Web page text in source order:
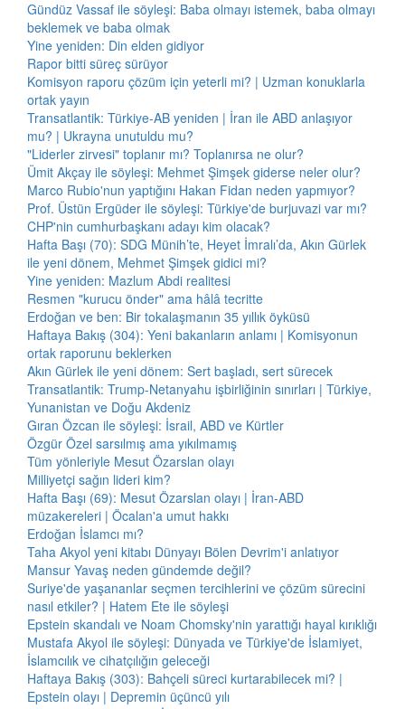
Gündüz Vassaf ile söyleşi: Baba olmayı istemek, baba olmayı
beklemek ve baba olmak
Yine yeniden: Din elden gidiyor
Rapor bitti süreç sürüyor
Komisyon raporu çözüm için yeterli mi? | Uzman konuklarla
ortak yayın
Transatlantik: Türkiye-AB yeniden | İran ile ABD anlaşıyor
mu? | Ukrayna unutuldu mu?
"Liderler zirvesi" toplanır mı? Toplanırsa ne olur?
Ümit Akçay ile söyleşi: Mehmet Şimşek giderse neler olur?
Marco Rubio'nun yaptığını Hakan Fidan neden yapmıyor?
Prof. Üstün Ergüder ile söyleşi: Türkiye'de burjuvazi var mı?
CHP'nin cumhurbaşkanı adayı kim olacak?
Hafta Başı (70): SDG Münih’te, Heyet İmralı’da, Akın Gürlek
ile yeni dönem, Mehmet Şimşek gidici mi?
Yine yeniden: Mazlum Abdi realitesi
Resmen "kurucu önder" ama hâlâ tecritte
Erdoğan ve ben: Bir tokalaşmanın 35 yıllık öyküsü
Haftaya Bakış (304): Yeni bakanların anlamı | Komisyonun
ortak raporunu beklerken
Akın Gürlek ile yeni dönem: Sert başladı, sert sürecek
Transatlantik: Trump-Netanyahu işbirliğinin sınırları | Türkiye,
Yunanistan ve Doğu Akdeniz
Gıran Özcan ile söyleşi: İsrail, ABD ve Kürtler
Özgür Özel sarsılmış ama yıkılmamış
Tüm yönleriyle Mesut Özarslan olayı
Milliyetçi sağın lideri kim?
Hafta Başı (69): Mesut Özarslan olayı | İran-ABD
müzakereleri | Öcalan'a umut hakkı
Erdoğan İslamcı mı?
Taha Akyol yeni kitabı Dünyayı Bölen Devrim'i anlatıyor
Mansur Yavaş neden gündemde değil?
Suriye'de yaşananlar seçmen tercihlerini ve çözüm sürecini
nasıl etkiler? | Hatem Ete ile söyleşi
Epstein skandalı ve Noam Chomsky'nin yarattığı hayal kırıklığı
Mustafa Akyol ile söyleşi: Dünyada ve Türkiye'de İslamiyet,
İslamcılık ve cihatçılığın geleceği
Haftaya Bakış (303): Bahçeli süreci kurtarabilecek mi? |
Epstein olayı | Depremin üçüncü yılı